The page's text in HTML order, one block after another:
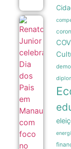
Renato
Junior
celebra
Manaus
com
familiar
09/08